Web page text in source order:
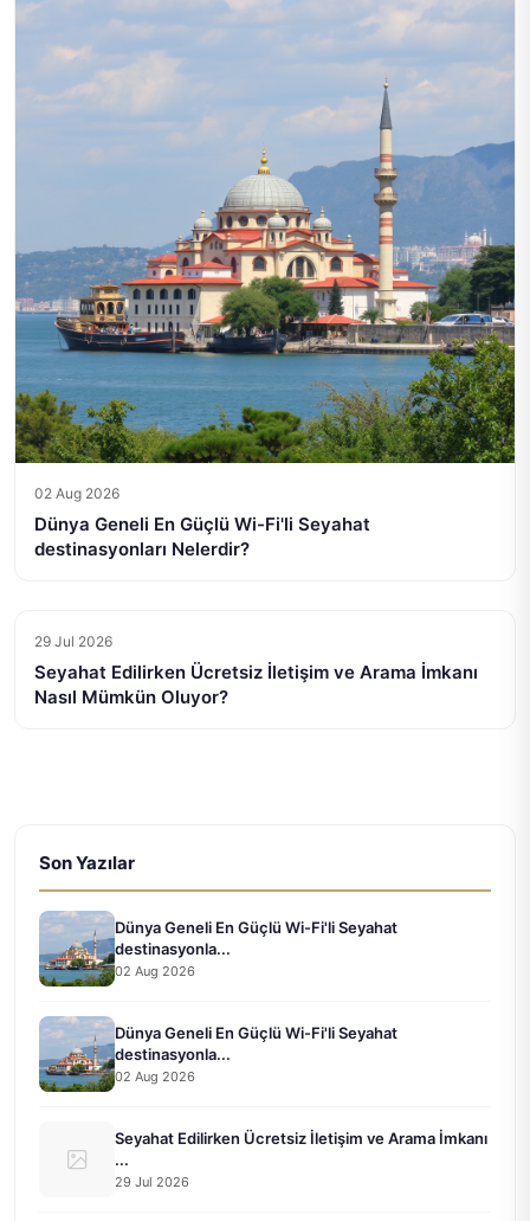
02 Aug 2026
Dünya Geneli En Güçlü Wi-Fi'li Seyahat
destinasyonları Nelerdir?
29 Jul 2026
Seyahat Edilirken Ücretsiz İletişim ve Arama İmkanı
Nasıl Mümkün Oluyor?
Son Yazılar
Dünya Geneli En Güçlü Wi-Fi'li Seyahat
destinasyonla...
02 Aug 2026
Dünya Geneli En Güçlü Wi-Fi'li Seyahat
destinasyonla...
02 Aug 2026
Seyahat Edilirken Ücretsiz İletişim ve Arama İmkanı
...
29 Jul 2026